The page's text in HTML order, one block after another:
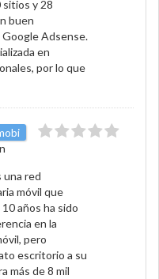
sitios y 28
buen
Adsense.
en
por lo que
una red
móvil que
años ha sido
en la
pero
escritorio a su
más de 8 mil